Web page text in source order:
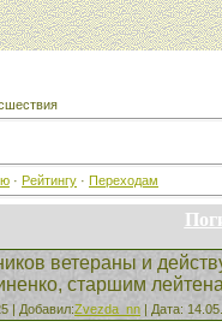
· Рейтингу · Переходам
ветераны и
старшим
| Добавил:Zvezda_nn | Дата: